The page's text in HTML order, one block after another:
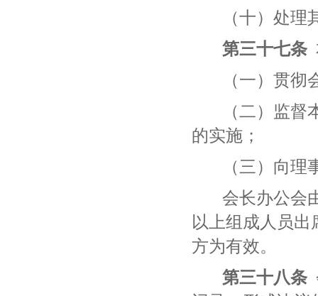
（十）处理
第三十七条
（一）贯
（二）监
的实施；
（三）向
会长办公会
以上组成人员
方为有效。
第三十八条